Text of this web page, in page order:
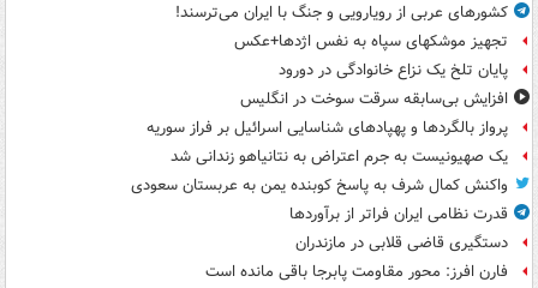
کشورهای عربی از رویارویی و جنگ با ایران می‌ترسند!
تجهیز موشکهای سپاه به نفس اژدها+عکس
پایان تلخ یک نزاع خانوادگی در دورود
افزایش بی‌سابقه سرقت سوخت در انگلیس
پرواز بالگردها و پهپادهای شناسایی اسرائیل بر فراز سوریه
یک صهیونیست به جرم اعتراض به نتانیاهو زندانی شد
واکنش کمال شرف به پاسخ کوبنده یمن به عربستان سعودی
قدرت نظامی ایران فراتر از برآوردها
دستگیری قاضی قلابی در مازندران
فارن افرز: محور مقاومت پابرجا باقی مانده است